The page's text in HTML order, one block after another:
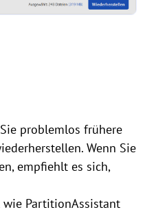
problemlos frühere
Wenn Sie
empfiehlt es sich,
PartitionAssistant